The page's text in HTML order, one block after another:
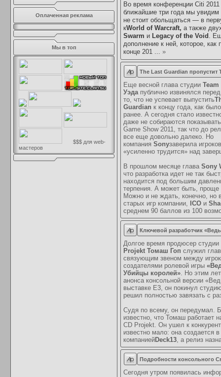
Оплаченная реклама
Мы в топ
$$$ для web-
мастеров
Во время конференции Citi
ближайшие три года мы увидим
не стоит обольщаться — в
кWorld of Warcraft, а также
Swarm и Legacy of the Void .
дополнение к ней, которое, как
конце 201 ... »
The Last Guardian пропустит
Еще весной глава студии Team
Уэдапублично извинялся
то, что не успевает выпустить
Guardian к концу года, как
ранее. А сегодня стало
даже не собираются
Game Show 2011, так что до
все еще довольно далеко. Но
компания Sonyзаверила
«усиленно трудится» над
В прошлом месяце глава Sony
что разработка идет не так
находится под большим
терпения. А может быть, проще
Можно и не ждать, конечно, но
старых игр компании, ICO и
среднем 90 баллов из 100
Ключевой разработчик
Долгое время продюсер студии
Projekt Томаш Гоп служил
связующим звеном между
создателями ролевой игры
Убийцы королей». Но этим
анонса консольной версии
выставке E3, он покинул
решил полностью завязать с
Судя по всему, он передумал.
известно, что Томаш работает
CD Projekt. Он ушел к
известно мало: она создается
компаниейDeck13, а релиз
Подробности консольного
Сегодня утром появилась